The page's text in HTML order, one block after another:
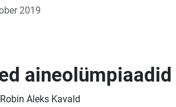
2019
aineolümpiaadid
Robin Aleks Kavald